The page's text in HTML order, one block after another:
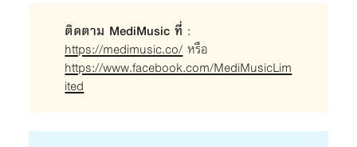
ติดตาม MediMusic ที่ :
https://medimusic.co/ หรือ
https://www.facebook.com/MediMusicLim
ited